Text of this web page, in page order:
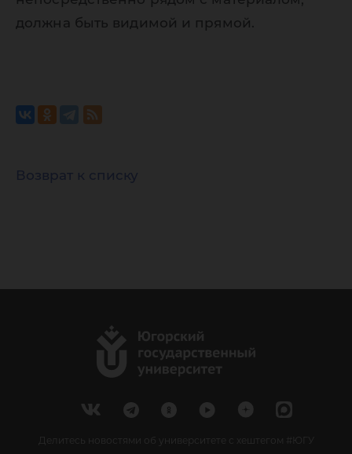
должна быть видимой и прямой.
Возврат к списку
Делитесь новостями об университете с хештегом #ЮГУ